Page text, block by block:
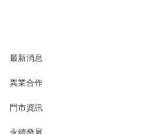
最新消息
異業合作
門市資訊